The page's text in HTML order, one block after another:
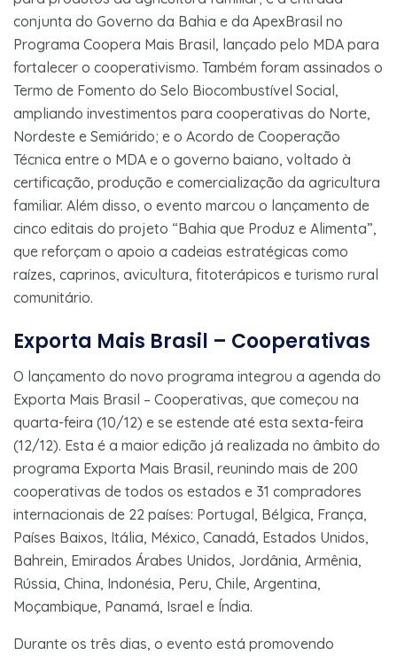
conjunta do Governo da Bahia e da ApexBrasil no
Programa Coopera Mais Brasil, lançado pelo MDA para
fortalecer o cooperativismo. Também foram assinados o
Termo de Fomento do Selo Biocombustível Social,
ampliando investimentos para cooperativas do Norte,
Nordeste e Semiárido; e o Acordo de Cooperação
Técnica entre o MDA e o governo baiano, voltado à
certificação, produção e comercialização da agricultura
familiar. Além disso, o evento marcou o lançamento de
cinco editais do projeto “Bahia que Produz e Alimenta”,
que reforçam o apoio a cadeias estratégicas como
raízes, caprinos, avicultura, fitoterápicos e turismo rural
comunitário.
Exporta Mais Brasil – Cooperativas
O lançamento do novo programa integrou a agenda do
Exporta Mais Brasil – Cooperativas, que começou na
quarta-feira (10/12) e se estende até esta sexta-feira
(12/12). Esta é a maior edição já realizada no âmbito do
programa Exporta Mais Brasil, reunindo mais de 200
cooperativas de todos os estados e 31 compradores
internacionais de 22 países: Portugal, Bélgica, França,
Países Baixos, Itália, México, Canadá, Estados Unidos,
Bahrein, Emirados Árabes Unidos, Jordânia, Armênia,
Rússia, China, Indonésia, Peru, Chile, Argentina,
Moçambique, Panamá, Israel e Índia.
Durante os três dias, o evento está promovendo